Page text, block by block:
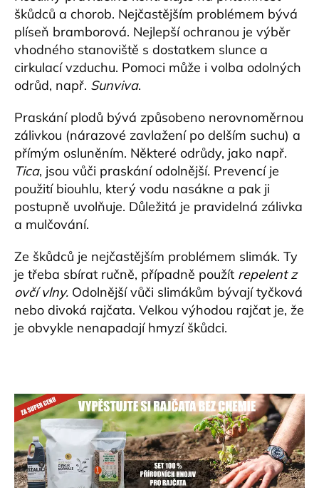
škůdců a chorob. Nejčastějším problémem bývá
plíseň bramborová. Nejlepší ochranou je výběr
vhodného stanoviště s dostatkem slunce a
cirkulací vzduchu. Pomoci může i volba odolných
odrůd, např. Sunviva.
Praskání plodů bývá způsobeno nerovnoměrnou
zálivkou (nárazové zavlažení po delším suchu) a
přímým osluněním. Některé odrůdy, jako např.
Tica, jsou vůči praskání odolnější. Prevencí je
použití biouhlu, který vodu nasákne a pak ji
postupně uvolňuje. Důležitá je pravidelná zálivka
a mulčování.
Ze škůdců je nejčastějším problémem slimák. Ty
je třeba sbírat ručně, případně použít repelent z
ovčí vlny. Odolnější vůči slimákům bývají tyčková
nebo divoká rajčata. Velkou výhodou rajčat je, že
je obvykle nenapadají hmyzí škůdci.